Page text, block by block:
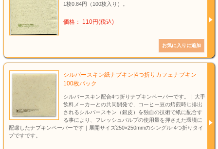
1枚0.84円（100枚入り）。
価格： 110円(税込)
シルバースキン紙ナプキン|4つ折りカフェナプキン
100枚パック
シルバースキン配合4つ折りナプキンペーパーです。｜大手
飲料メーカーとの共同開発で、コーヒー豆の焙煎時じ排出
されるシルバースキン（銀皮）を独自の技術で紙に配合す
る事により、フレッシュパルプの使用量を押さえた環境に
配慮したナプキンペーパーです｜展開サイズ250×250mmのシングル-4つ折りタイ
プですです。